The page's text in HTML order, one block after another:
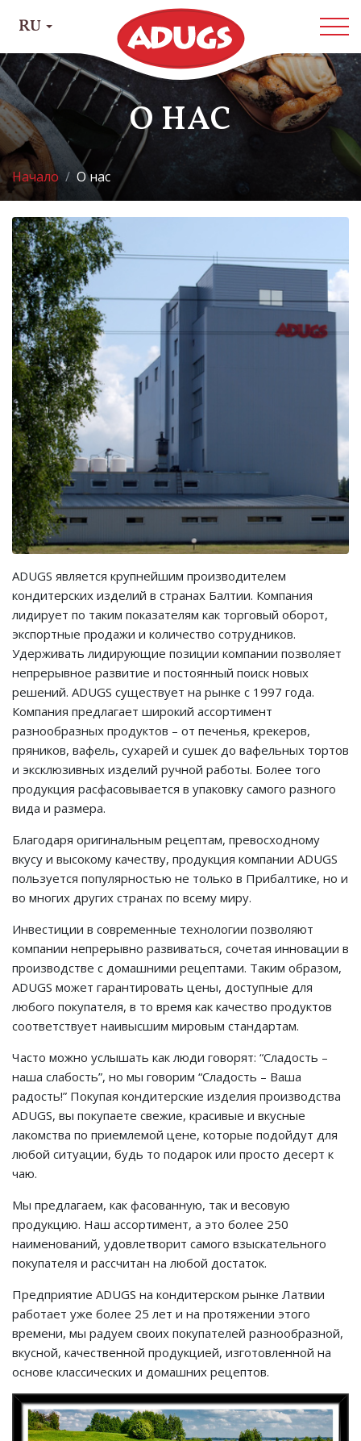
RU
О НАС
Начало О нас
ADUGS является крупнейшим производителем
кондитерских изделий в странах Балтии. Компания
лидирует по таким показателям как торговый оборот,
экспортные продажи и количество сотрудников.
Удерживать лидирующие позиции компании позволяет
непрерывное развитие и постоянный поиск новых
решений. ADUGS существует на рынке с 1997 года.
Компания предлагает широкий ассортимент
разнообразных продуктов – от печенья, крекеров,
пряников, вафель, сухарей и сушек до вафельных тортов
и эксклюзивных изделий ручной работы. Более того
продукция расфасовывается в упаковку самого разного
вида и размера.
Благодаря оригинальным рецептам, превосходному
вкусу и высокому качеству, продукция компании ADUGS
пользуется популярностью не только в Прибалтике, но и
во многих других странах по всему миру.
Инвестиции в современные технологии позволяют
компании непрерывно развиваться, сочетая инновации в
производстве с домашними рецептами. Таким образом,
ADUGS может гарантировать цены, доступные для
любого покупателя, в то время как качество продуктов
соответствует наивысшим мировым стандартам.
Часто можно услышать как люди говорят: “Сладость –
наша слабость”, но мы говорим “Сладость – Ваша
радость!” Покупая кондитерские изделия производства
ADUGS, вы покупаете свежие, красивые и вкусные
лакомства по приемлемой цене, которые подойдут для
любой ситуации, будь то подарок или просто десерт к
чаю.
Мы предлагаем, как фасованную, так и весовую
продукцию. Наш ассортимент, а это более 250
наименований, удовлетворит самого взыскательного
покупателя и рассчитан на любой достаток.
Предприятие ADUGS на кондитерском рынке Латвии
работает уже более 25 лет и на протяжении этого
времени, мы радуем своих покупателей разнообразной,
вкусной, качественной продукцией, изготовленной на
основе классических и домашних рецептов.